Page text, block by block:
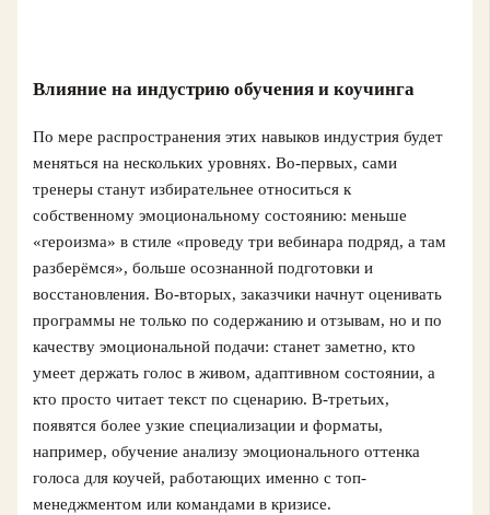
Влияние на индустрию обучения и коучинга
По мере распространения этих навыков индустрия будет
меняться на нескольких уровнях. Во-первых, сами
тренеры станут избирательнее относиться к
собственному эмоциональному состоянию: меньше
«героизма» в стиле «проведу три вебинара подряд, а там
разберёмся», больше осознанной подготовки и
восстановления. Во-вторых, заказчики начнут оценивать
программы не только по содержанию и отзывам, но и по
качеству эмоциональной подачи: станет заметно, кто
умеет держать голос в живом, адаптивном состоянии, а
кто просто читает текст по сценарию. В-третьих,
появятся более узкие специализации и форматы,
например, обучение анализу эмоционального оттенка
голоса для коучей, работающих именно с топ-
менеджментом или командами в кризисе.